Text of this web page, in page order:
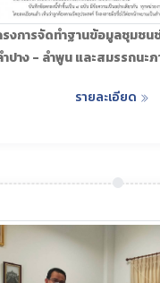
รงการจัดทำฐานข้อมูลชุมชน
ำปาง - ลำพูน และสมรรถนะ
รายละเอียด